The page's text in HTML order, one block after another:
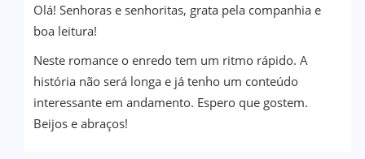
Olá! Senhoras e senhoritas, grata pela companhia e
boa leitura!
Neste romance o enredo tem um ritmo rápido. A
história não será longa e já tenho um conteúdo
interessante em andamento. Espero que gostem.
Beijos e abraços!